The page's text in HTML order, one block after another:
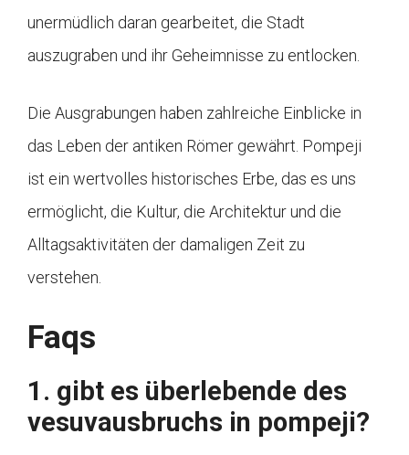
unermüdlich daran gearbeitet, die Stadt
auszugraben und ihr Geheimnisse zu entlocken.
Die Ausgrabungen haben zahlreiche Einblicke in
das Leben der antiken Römer gewährt. Pompeji
ist ein wertvolles historisches Erbe, das es uns
ermöglicht, die Kultur, die Architektur und die
Alltagsaktivitäten der damaligen Zeit zu
verstehen.
Faqs
1. gibt es überlebende des
vesuvausbruchs in pompeji?